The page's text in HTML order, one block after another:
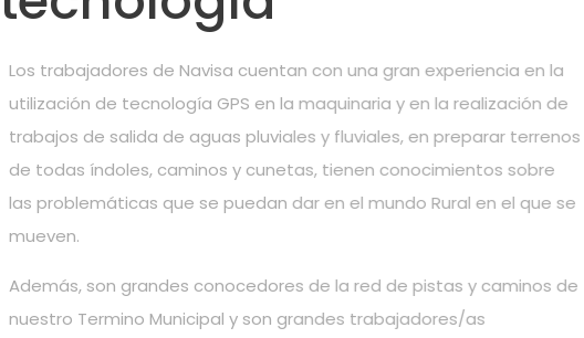
Los trabajadores de Navisa cuentan con una gran experiencia en la
utilización de tecnología GPS en la maquinaria y en la realización de
trabajos de salida de aguas pluviales y fluviales, en preparar terrenos
de todas índoles, caminos y cunetas, tienen conocimientos sobre
las problemáticas que se puedan dar en el mundo Rural en el que se
mueven.
Además, son grandes conocedores de la red de pistas y caminos de
nuestro Termino Municipal y son grandes trabajadores/as